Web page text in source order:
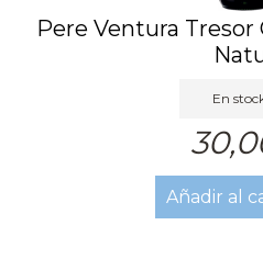
Pere Ventura
En
Añadir al